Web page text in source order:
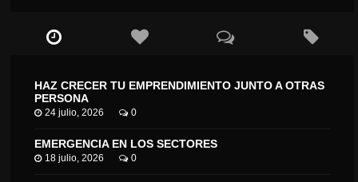
HAZ CRECER TU EMPRENDIMIENTO JUNTO A OTRAS
PERSONA
24 julio, 2026 0
EMERGENCIA EN LOS SECTORES
18 julio, 2026 0